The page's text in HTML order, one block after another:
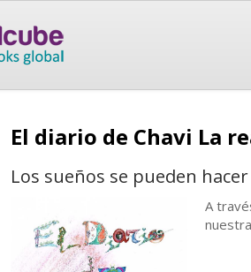
El diario de Chavi La
Los sueños se pueden
A